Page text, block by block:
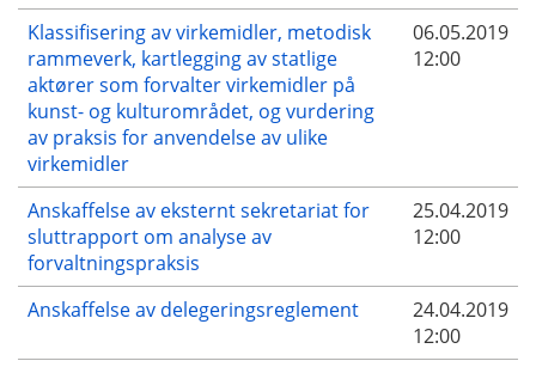
Klassifisering av virkemidler, metodisk
rammeverk, kartlegging av statlige
aktører som forvalter virkemidler på
kunst- og kulturområdet, og vurdering
av praksis for anvendelse av ulike
virkemidler
06.05.2019
12:00
Anskaffelse av eksternt sekretariat for
sluttrapport om analyse av
forvaltningspraksis
25.04.2019
12:00
Anskaffelse av delegeringsreglement
24.04.2019
12:00